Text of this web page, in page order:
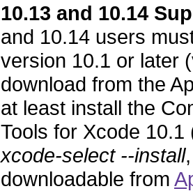
10.13 and 10.14
and 10.14 users
version 10.1 or later
download from the
at least install the
Tools for Xcode 10.1
xcode-select --install
downloadable from